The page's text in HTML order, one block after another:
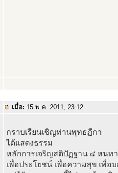
เมื่อ: 15 พ.ค. 2011, 23:12
กราบเรียนเชิญท่านพุทธฏีกา
ได้แสดงธรรม
หลักการเจริญสติปัฏฐาน ๔ หนท
เพื่อประโยชน์ เพื่อความสุข เพื่อ